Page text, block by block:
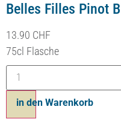
Belles Filles Pinot
13.90 CHF
75cl Flasche
in den Warenkorb